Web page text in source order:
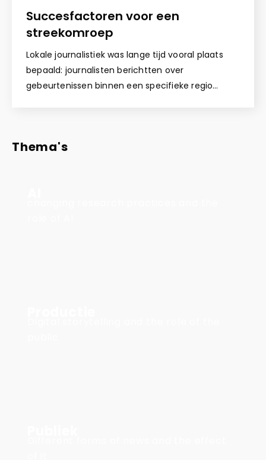
Succesfactoren voor een
streekomroep
Lokale journalistiek was lange tijd vooral plaats
bepaald: journalisten berichtten over
gebeurtenissen binnen een specifieke regio…
Thema's